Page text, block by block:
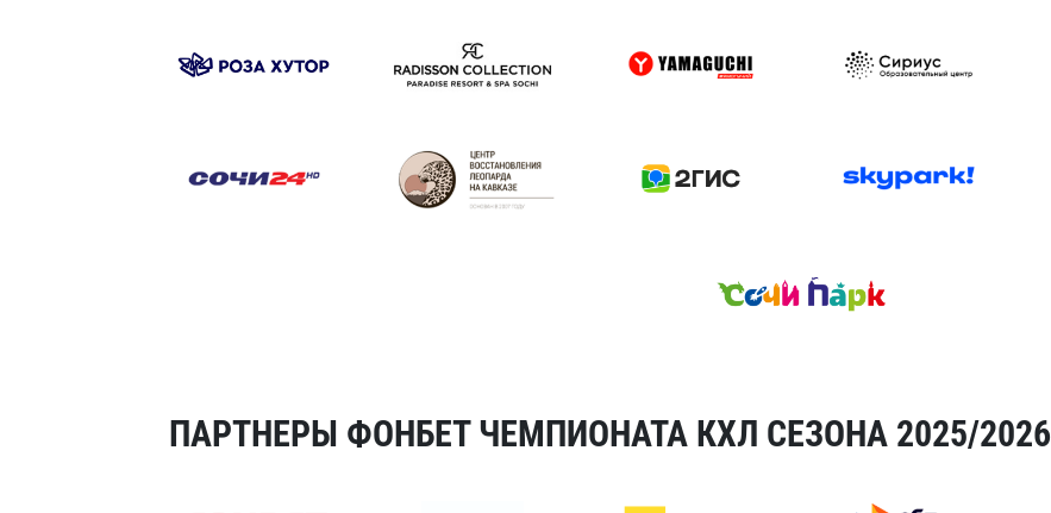
ПАРТНЕРЫ ФОНБЕТ ЧЕМПИОНАТА КХЛ СЕЗОНА 2025/2026